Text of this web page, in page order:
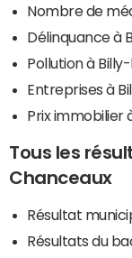
Nombre de
Délinquance à
Pollution à
Entreprises à
Prix immobilier
Tous les
Chanceaux
Résultat
Résultats du